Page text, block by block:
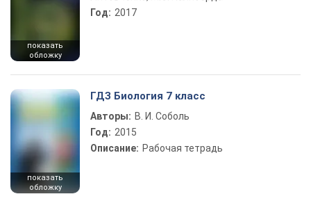
показать
обложку
Год: 2017
показать
обложку
ГДЗ Биология 7 класс
Авторы: В. И. Соболь
Год: 2015
Описание: Рабочая тетрадь